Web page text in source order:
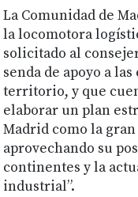
La Comunidad de
la locomotora
solicitado al
senda de apoyo a
territorio, y que
elaborar un plan
Madrid como la
aprovechando su
continentes y la
industrial”.